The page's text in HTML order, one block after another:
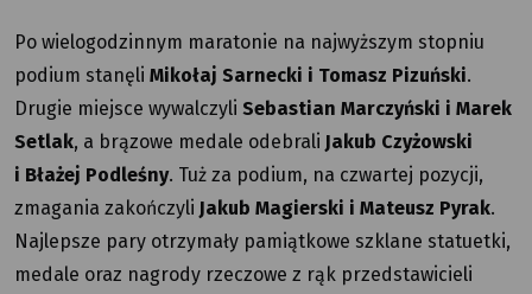
Po wielogodzinnym maratonie na najwyższym stopniu
podium stanęli Mikołaj Sarnecki i Tomasz Pizuński.
Drugie miejsce wywalczyli Sebastian Marczyński i Marek
Setlak, a brązowe medale odebrali Jakub Czyżowski
i Błażej Podleśny. Tuż za podium, na czwartej pozycji,
zmagania zakończyli Jakub Magierski i Mateusz Pyrak.
Najlepsze pary otrzymały pamiątkowe szklane statuetki,
medale oraz nagrody rzeczowe z rąk przedstawicieli